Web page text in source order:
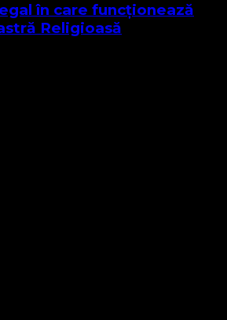
în care funcționează
Religioasă